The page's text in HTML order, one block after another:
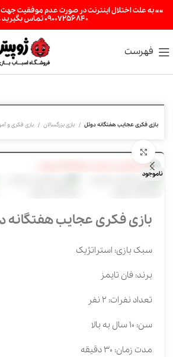
«« به علت اختلال اینترنت در صورت عدم موفقیت
09007256840 تماس بگیرید »»
فهرست
بازی فکری عجایب هفتگانه دوئل
ناموجود
برای بزرگنمایی کلیک کنید
بازی فکری عجایب هفتگانه
سبک بازی: استراتژیک
برند: فان تایمز
تعداد نفرات: 2 نفر
سن: 10 سال به بالا
مدت زمان: 30 دقیقه